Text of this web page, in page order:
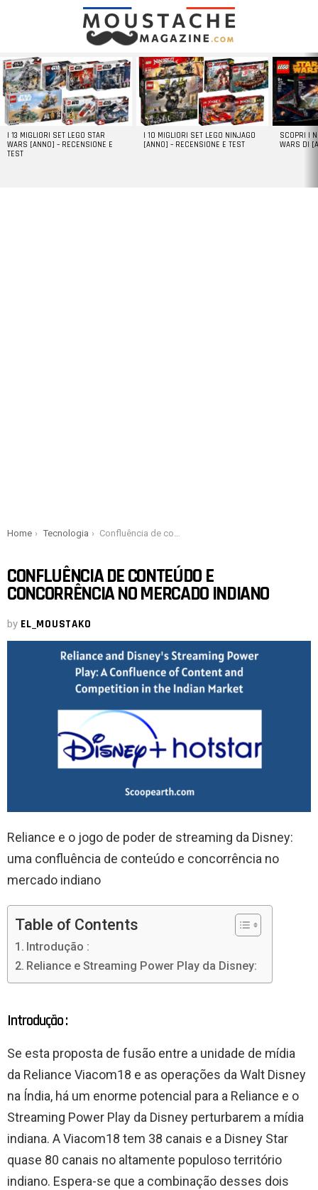
LATEST
STORIES
I 13 MIGLIORI SET LEGO STAR
WARS [ANNO] – RECENSIONE E
TEST
I 10 MIGLIORI SET LEGO NINJAGO
[ANNO] – RECENSIONE E TEST
SCOPRI I
WARS DI
You are here:
Home Tecnologia Confluência de conteúdo e concorrência no mercado indiano
CONFLUÊNCIA DE CONTEÚDO E
CONCORRÊNCIA NO MERCADO INDIANO
by EL_MOUSTAKO
Reliance e o jogo de poder de streaming da Disney:
uma confluência de conteúdo e concorrência no
mercado indiano
Table of Contents
Introdução :
Reliance e Streaming Power Play da Disney:
Introdução :
Se esta proposta de fusão entre a unidade de mídia
da Reliance Viacom18 e as operações da Walt Disney
na Índia, há um enorme potencial para a Reliance e o
Streaming Power Play da Disney perturbarem a mídia
indiana. A Viacom18 tem 38 canais e a Disney Star
quase 80 canais no altamente populoso território
indiano. Espera-se que a combinação desses dois